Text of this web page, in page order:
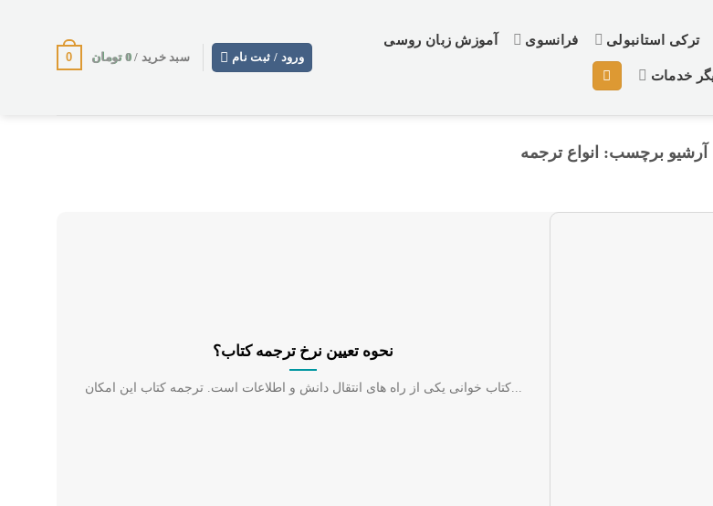
ترکی استانبولی فرانسوی آموزش زبان روسی
خدمات
ورود / ثبت نام سبد خرید /0 تومان 0
آرشیو برچسب: انواع ترجمه
نحوه تعیین نرخ ترجمه کتاب؟
کتاب خوانی یکی از راه های انتقال دانش و اطلاعات است. ترجمه کتاب این امکان...